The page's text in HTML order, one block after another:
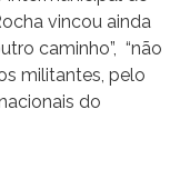
vincou ainda
caminho”, “não
militantes, pelo
do